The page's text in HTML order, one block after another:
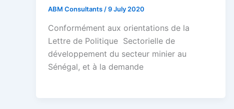
ABM Consultants/9 July 2020
Conformément aux orientations de la
Lettre de Politique Sectorielle de
développement du secteur minier au
Sénégal, et à la demande